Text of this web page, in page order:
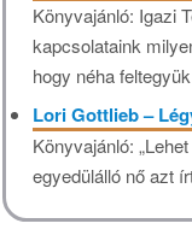
Könyvajánló: Igazi
kapcsolataink
hogy néha
Lori Gottlieb –
Könyvajánló:
egyedülálló nő azt